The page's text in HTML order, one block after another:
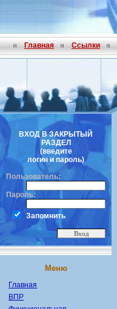
Главная Ссылки
ВХОД В ЗАКРЫТЫЙ
РАЗДЕЛ
(введите
логин и пароль)
Пользователь:
Пароль:
Запомнить
Меню
Главная
ВПР